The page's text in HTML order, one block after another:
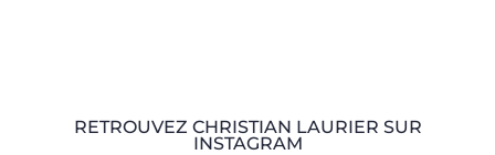
RETROUVEZ CHRISTIAN LAURIER SUR
INSTAGRAM